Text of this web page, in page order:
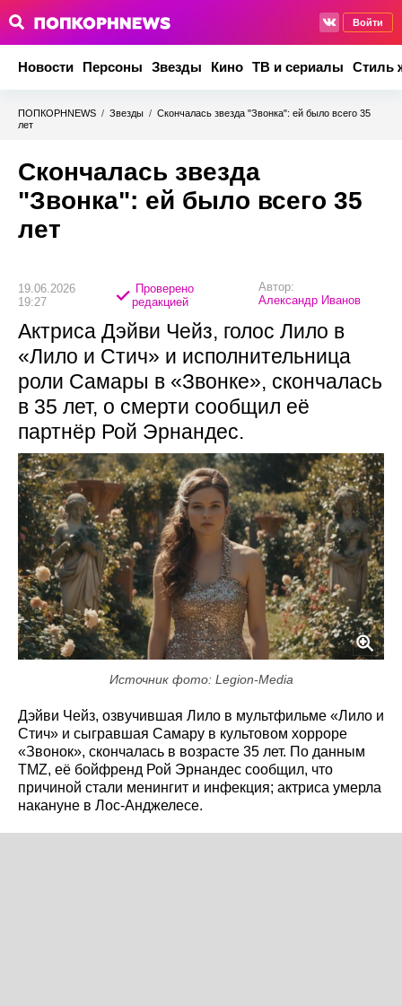
Войти
Новости Персоны Звезды Кино ТВ и сериалы Стиль
ПОПКОРНNEWS / Звезды / Скончалась звезда "Звонка": ей было всего 35
лет
Скончалась звезда
"Звонка": ей было всего 35
лет
19.06.2026
19:27
Проверено
редакцией
Автор:
Александр Иванов
Актриса Дэйви Чейз, голос Лило в
«Лило и Стич» и исполнительница
роли Самары в «Звонке», скончалась
в 35 лет, о смерти сообщил её
партнёр Рой Эрнандес.
Источник фото: Legion-Media
Дэйви Чейз, озвучившая Лило в мультфильме «Лило и
Стич» и сыгравшая Самару в культовом хорроре
«Звонок», скончалась в возрасте 35 лет. По данным
TMZ, её бойфренд Рой Эрнандес сообщил, что
причиной стали менингит и инфекция; актриса умерла
накануне в Лос-Анджелесе.